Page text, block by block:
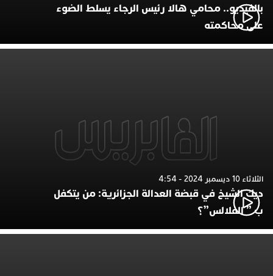
بالفيديو.. محامي هالا رئيس الرجاء يسلط الضوء
على محاكمته
الثلاثاء 10 ديسمبر 2024 - 4:54
ديك الشيخ في قبضة العدالة الجزائرية: من يتكفل
ب ” الفلالس”؟